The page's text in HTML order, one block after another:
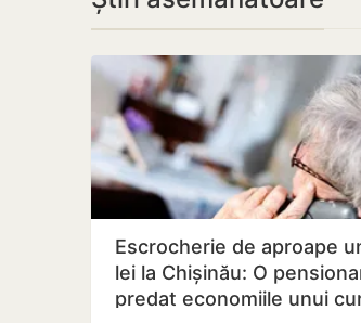
Escrocherie de aproape
lei la Chișinău: O
predat economiile unui